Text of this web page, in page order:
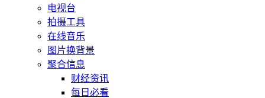
电视台
拍摄工具
在线音乐
图片换背景
聚合信息
财经资讯
每日必看